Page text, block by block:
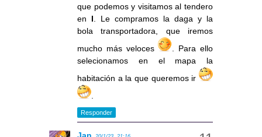
que podemos y visitamos al tendero
en I. Le compramos la daga y la
bola transportadora, que iremos
mucho más veloces
. Para ello
selecionamos en el mapa la
habitación a la que queremos ir
.
Responder